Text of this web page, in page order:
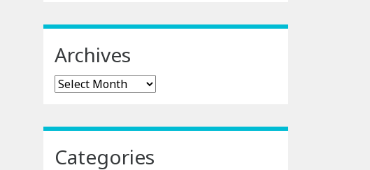
Archives
Archives
Categories